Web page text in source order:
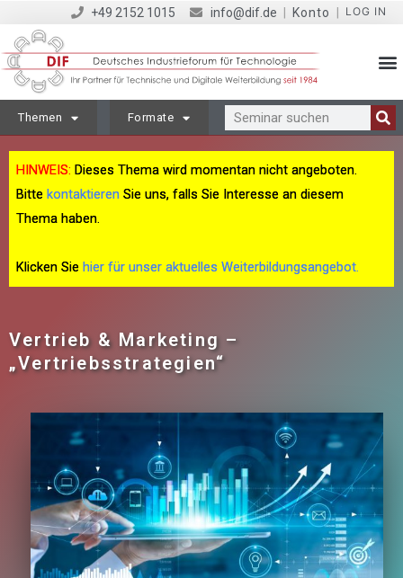
+49 2152 1015 info@dif.de Konto LOG IN
Themen Formate
HINWEIS: Dieses Thema wird momentan nicht angeboten.
Bitte kontaktieren Sie uns, falls Sie Interesse an diesem
Thema haben.
Klicken Sie hier für unser aktuelles Weiterbildungsangebot.
Vertrieb & Marketing –
„Vertriebsstrategien“